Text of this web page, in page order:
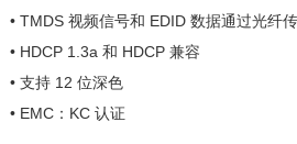
• TMDS 视频信号和 EDID 数据通过光纤
• HDCP 1.3a 和 HDCP 兼容
• 支持 12 位深色
• EMC：KC 认证